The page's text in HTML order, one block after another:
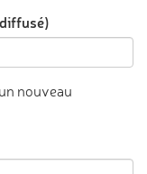
nouveau